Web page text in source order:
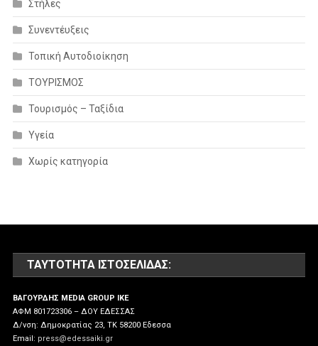
Στήλες
Συνεντέυξεις
Τοπική Αυτοδιοίκηση
ΤΟΥΡΙΣΜΟΣ
Τουρισμός – Ταξίδια
Υγεία
Χωρίς κατηγορία
ΤΑΥΤΌΤΗΤΑ ΙΣΤΟΣΕΛΊΔΑΣ:
ΒΑΓΟΥΡΔΗΣ MEDIA GROUP IKE
ΑΦΜ 801723306 – ΔΟΥ ΕΔΕΣΣΑΣ
Δ/νση: Δημοκρατίας 23, ΤΚ 58200 Εδεσσα
Email: press@edessaiki.gr